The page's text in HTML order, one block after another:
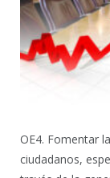
OE4. Fomentar
ciudadanos,